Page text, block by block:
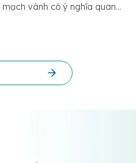
vành có ý nghĩa quan
[…]